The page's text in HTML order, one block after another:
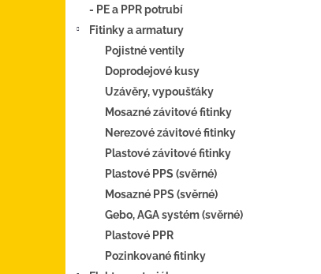
- PE a PPR potrubí
Fitinky a armatury
Pojistné ventily
Doprodejové kusy
Uzávěry, vypoušťáky
Mosazné závitové fitinky
Nerezové závitové fitinky
Plastové závitové fitinky
Plastové PPS (svěrné)
Mosazné PPS (svěrné)
Gebo, AGA systém (svěrné)
Plastové PPR
Pozinkované fitinky